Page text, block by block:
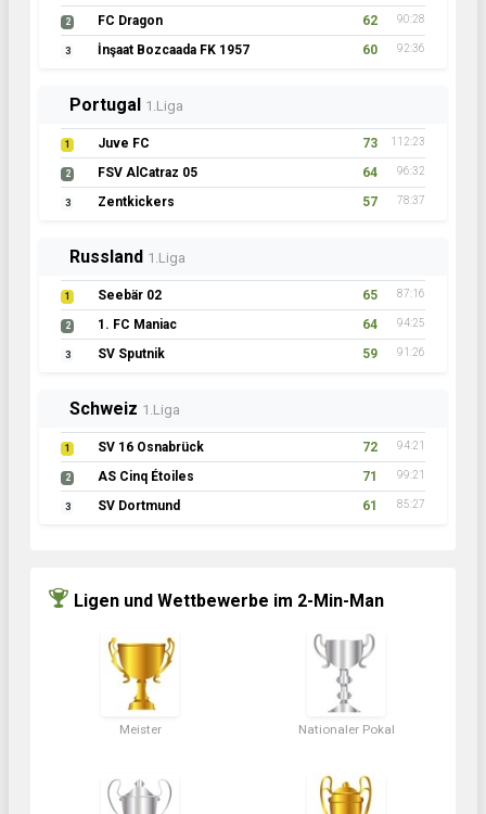
2 FC Dragon 62 90:28
3 İnşaat Bozcaada FK 1957 60 92:36
Portugal 1.Liga
1 Juve FC 73 112:23
2 FSV AlCatraz 05 64 96:32
3 Zentkickers 57 78:37
Russland 1.Liga
1 Seebär 02 65 87:16
2 1. FC Maniac 64 94:25
3 SV Sputnik 59 91:26
Schweiz 1.Liga
1 SV 16 Osnabrück 72 94:21
2 AS Cinq Étoiles 71 99:21
3 SV Dortmund 61 85:27
Ligen und Wettbewerbe im 2-Min-Man
Meister Nationaler Pokal